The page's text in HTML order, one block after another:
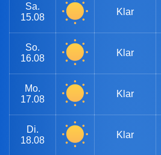
Sa.
15.08
Klar
So.
16.08
Klar
Mo.
17.08
Klar
Di.
18.08
Klar